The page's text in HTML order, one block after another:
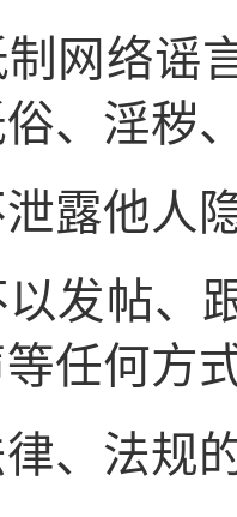
络谣言
、淫秽
露他人
帖、跟
任何方
法规